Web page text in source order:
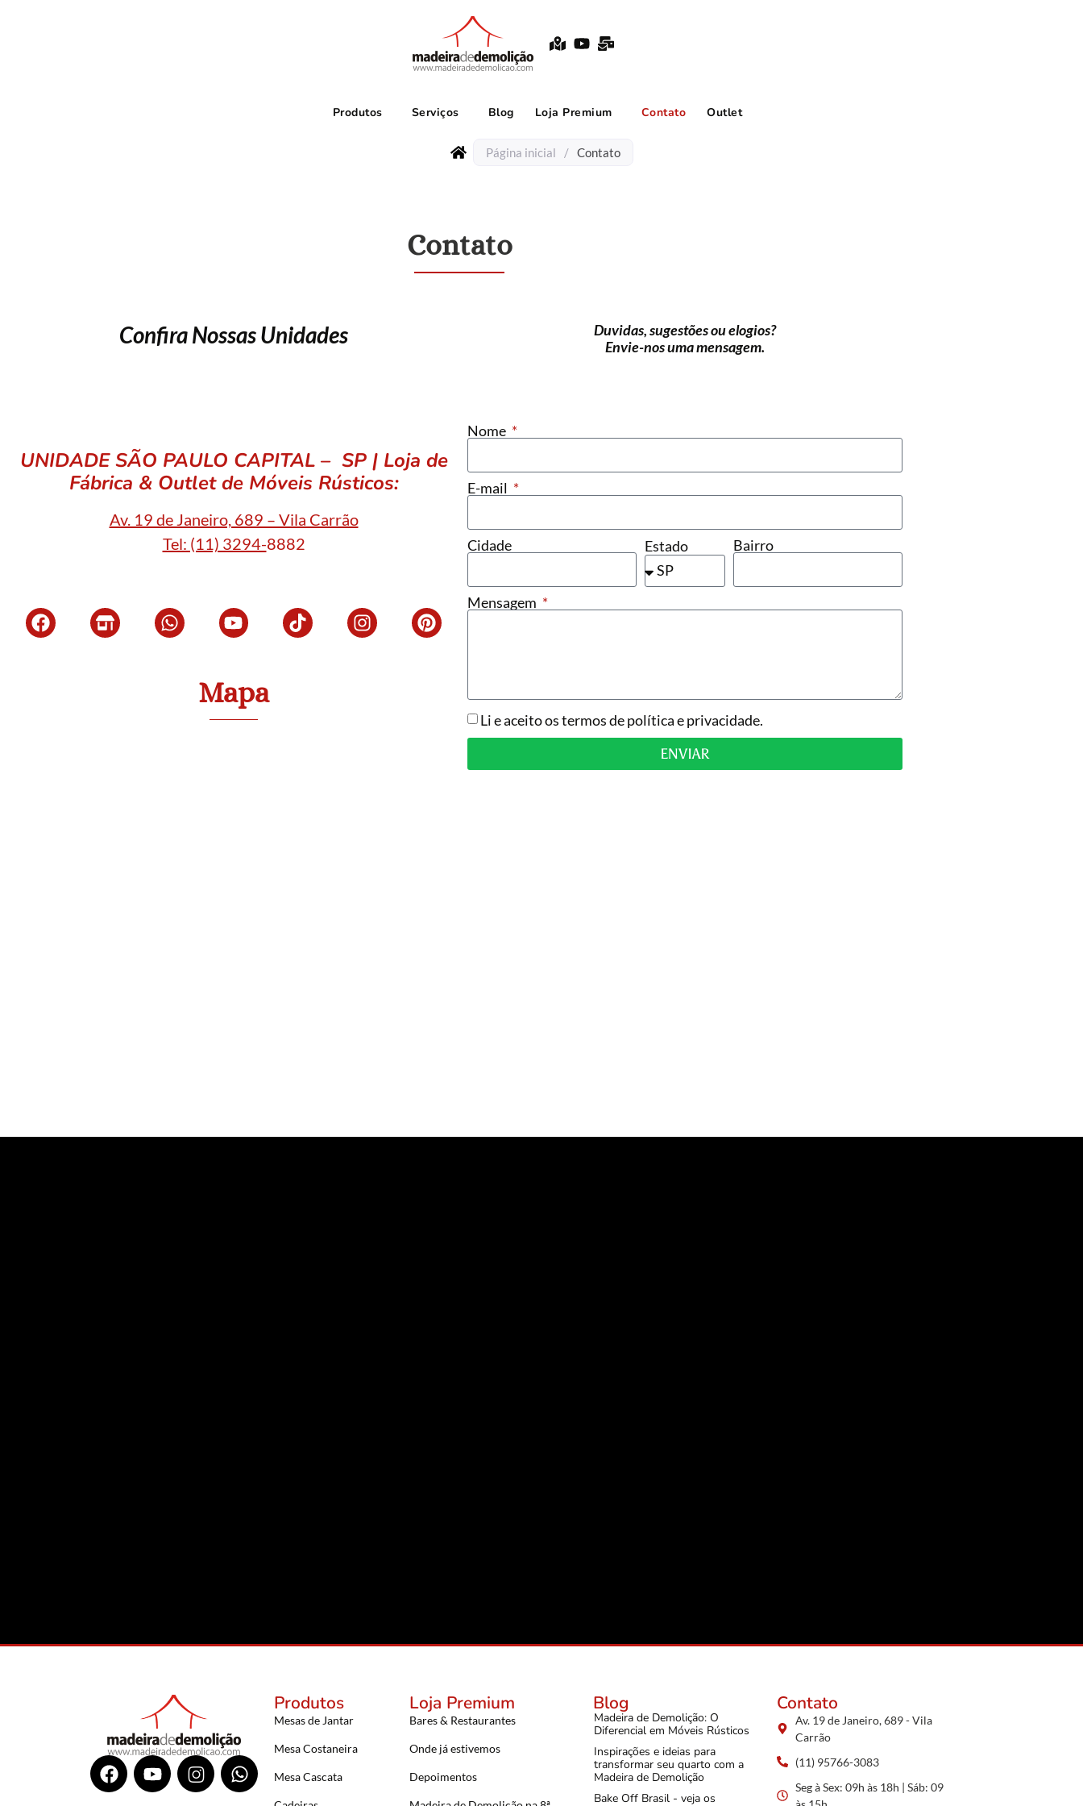
Produtos Serviços Blog Loja Premium Contato Outlet
Página inicial / Contato
Contato
Confira Nossas Unidades
UNIDADE SÃO PAULO CAPITAL – SP | Loja de
Fábrica & Outlet de Móveis Rústicos:
Av. 19 de Janeiro, 689 – Vila Carrão
Tel: (11) 3294-8882
Mapa
Duvidas, sugestões ou elogios?
Envie-nos uma mensagem.
Nome
E-mail
Cidade Estado Bairro
Mensagem
Li e aceito os termos de política e privacidade.
ENVIAR
Produtos
Mesas de Jantar
Mesa Costaneira
Mesa Cascata
Loja Premium
Bares & Restaurantes
Onde já estivemos
Depoimentos
Blog
Madeira de Demolição: O
Diferencial em Móveis Rústicos
Inspirações e ideias para
transformar seu quarto com a
Madeira de Demolição
Bake Off Brasil - veja os
Contato
Av. 19 de Janeiro, 689 - Vila
Carrão
(11) 95766-3083
Seg à Sex: 09h às 18h | Sáb: 09